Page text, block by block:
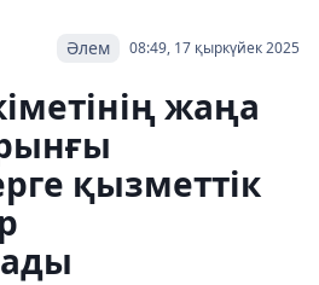
08:49, 17 қыркүйек 2025
Әлем
жаңа
қызметтік